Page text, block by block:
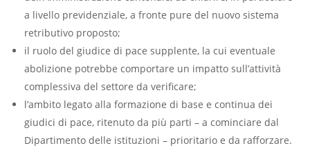
a livello previdenziale, a fronte pure del nuovo sistema
retributivo proposto;
il ruolo del giudice di pace supplente, la cui eventuale
abolizione potrebbe comportare un impatto sull’attività
complessiva del settore da verificare;
l’ambito legato alla formazione di base e continua dei
giudici di pace, ritenuto da più parti – a cominciare dal
Dipartimento delle istituzioni – prioritario e da rafforzare.